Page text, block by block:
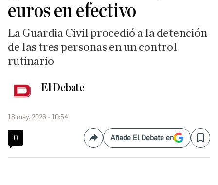
euros en efectivo
La Guardia Civil procedió a la detención
de las tres personas en un control
rutinario
El Debate
18 may. 2026 - 10:54
0 CompartirAñade El Debate en Save